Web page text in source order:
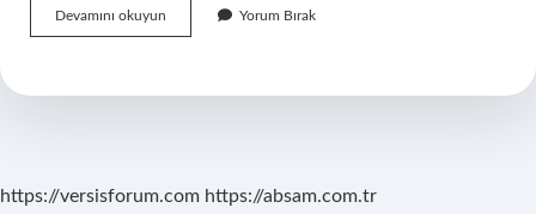
Devamını okuyun Şizofreni
Cezaevine
Yorum Bırak
https://versisforum.com https://absam.com.tr